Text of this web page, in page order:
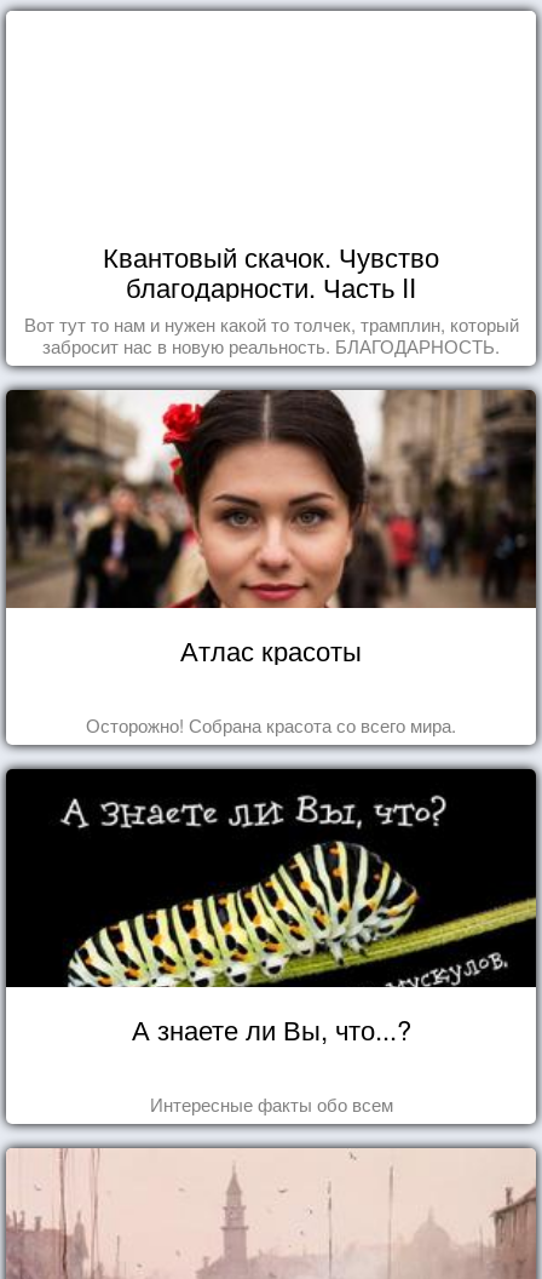
Квантовый скачок. Чувство
благодарности. Часть II
Вот тут то нам и нужен какой то толчек, трамплин, который
забросит нас в новую реальность. БЛАГОДАРНОСТЬ.
Атлас красоты
Осторожно! Собрана красота со всего мира.
А знаете ли Вы, что...?
Интересные факты обо всем